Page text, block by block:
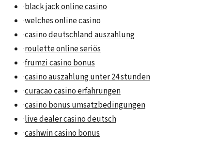
·black jack online casino
·welches online casino
·casino deutschland auszahlung
·roulette online seriös
·frumzi casino bonus
·casino auszahlung unter 24 stunden
·curacao casino erfahrungen
·casino bonus umsatzbedingungen
·live dealer casino deutsch
·cashwin casino bonus